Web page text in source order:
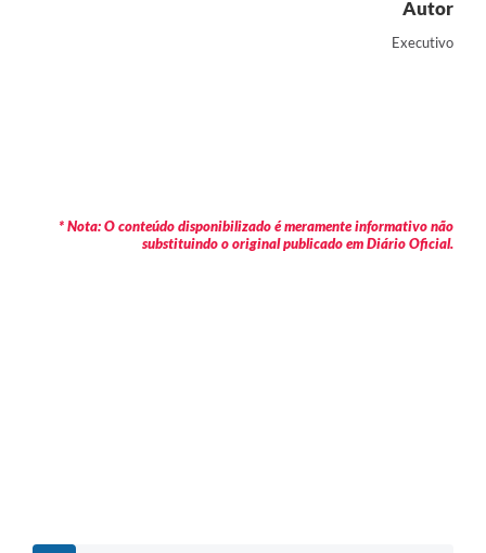
Autor
Executivo
* Nota: O conteúdo disponibilizado é meramente informativo não
substituindo o original publicado em Diário Oficial.